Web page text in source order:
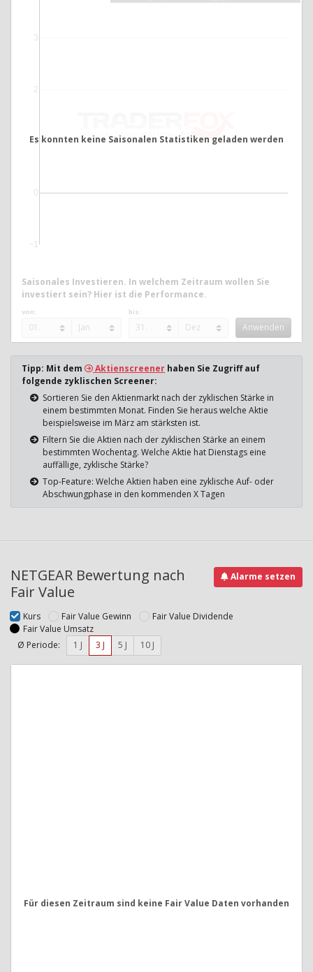
−1
0
1
2
3
Saisonales Investieren. In welchem Zeitraum wollen Sie
investiert sein? Hier ist die Performance.
von: bis:
Es konnten keine Saisonalen Statistiken geladen werden
Tipp: Mit dem Aktienscreener haben Sie Zugriff auf
folgende zyklischen Screener:
Sortieren Sie den Aktienmarkt nach der zyklischen Stärke in
einem bestimmten Monat. Finden Sie heraus welche Aktie
beispielsweise im März am stärksten ist.
Filtern Sie die Aktien nach der zyklischen Stärke an einem
bestimmten Wochentag. Welche Aktie hat Dienstags eine
auffällige, zyklische Stärke?
Top-Feature: Welche Aktien haben eine zyklische Auf- oder
Abschwungphase in den kommenden X Tagen
NETGEAR Bewertung nach
Fair Value
Alarme setzen
Kurs Fair Value Gewinn
Fair Value Dividende
Fair Value Umsatz
Ø Periode:
1 J 3 J 5 J 10 J
Für diesen Zeitraum sind keine Fair Value Daten vorhanden